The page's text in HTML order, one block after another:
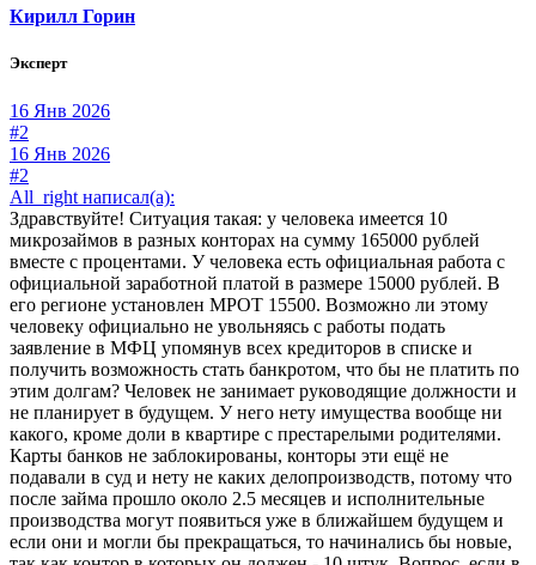
Кирилл Горин
Эксперт
16 Янв 2026
#2
16 Янв 2026
#2
All_right написал(а):
Здравствуйте! Ситуация такая: у человека имеется 10
микрозаймов в разных конторах на сумму 165000 рублей
вместе с процентами. У человека есть официальная работа с
официальной заработной платой в размере 15000 рублей. В
его регионе установлен МРОТ 15500. Возможно ли этому
человеку официально не увольняясь с работы подать
заявление в МФЦ упомянув всех кредиторов в списке и
получить возможность стать банкротом, что бы не платить по
этим долгам? Человек не занимает руководящие должности и
не планирует в будущем. У него нету имущества вообще ни
какого, кроме доли в квартире с престарелыми родителями.
Карты банков не заблокированы, конторы эти ещё не
подавали в суд и нету не каких делопроизводств, потому что
после займа прошло около 2.5 месяцев и исполнительные
производства могут появиться уже в ближайшем будущем и
если они и могли бы прекращаться, то начинались бы новые,